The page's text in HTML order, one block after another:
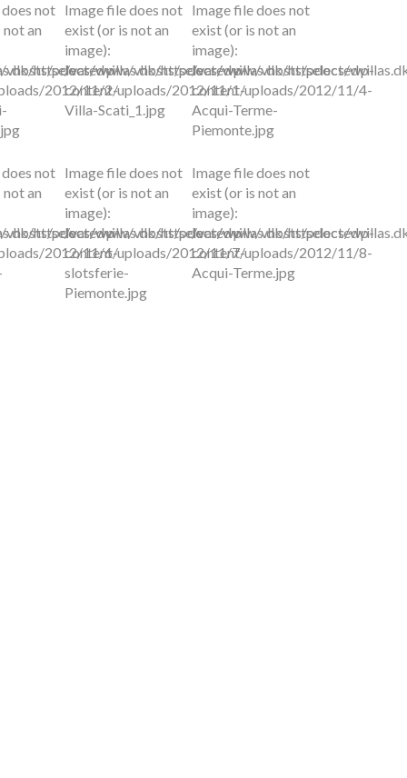
httpdocs/wp-
not
an
selectedvillas.dk/httpdocs/wp-
2012/11/2-
Image file does not
exist (or is not an
image):
/var/www/vhosts/selectedvillas.dk/httpdocs/wp-
content/uploads/2012/11/1-
Villa-Scati_1.jpg
Image file does not
exist (or is not an
image):
/var/www/vhosts/
content/uploads/2012/11/4-
Acqui-Terme-
Piemonte.jpg
httpdocs/wp-
not
an
selectedvillas.dk/httpdocs/wp-
2012/11/6-
Image file does not
exist (or is not an
image):
/var/www/vhosts/selectedvillas.dk/httpdocs/wp-
content/uploads/2012/11/7-
slotsferie-
Piemonte.jpg
Image file does not
exist (or is not an
image):
/var/www/vhosts/
content/uploads/2012/11/8-
Acqui-Terme.jpg